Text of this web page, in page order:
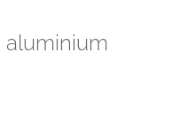
aluminium